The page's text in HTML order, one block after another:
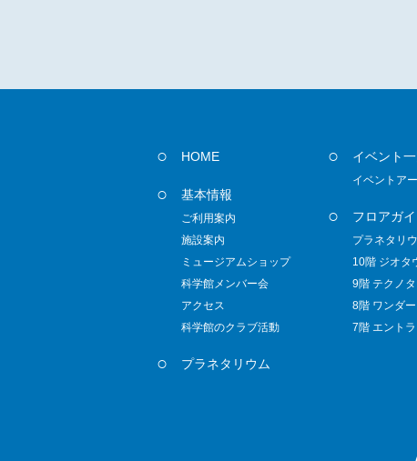
HOME
基本情報
ご利用案内
施設案内
ミュージアムショップ
科学館メンバー会
アクセス
科学館のクラブ活動
プラネタリウム
イベント
イベントア
フロアガ
プラネタリ
10階 ジオタ
9階 テクノ
8階 ワンダ
7階 エント